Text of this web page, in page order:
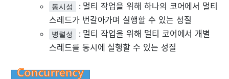
동시성
: 멀티 작업을 위해 하나의 코어에서 멀티
스레드가 번갈아가며 실행할 수 있는 성질
병렬성
: 멀티 작업을 위해 멀티 코어에서 개별
스레드를 동시에 실행할 수 있는 성질